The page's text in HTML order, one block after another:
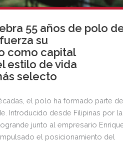
55 años de polo
su
como capital
estilo de vida
selecto
el polo ha formado parte
Introducido desde Filipinas por la
junto al empresario
el posicionamiento del